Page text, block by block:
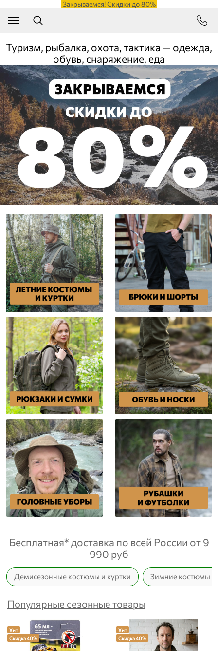
Закрываемся! Скидки до 80%
Туризм, рыбалка, охота, тактика — одежда,
обувь, снаряжение, еда
Бесплатная* доставка по всей России от 9
990 руб
Демисезонные костюмы и куртки Зимние костюмы и
Популярные сезонные товары
Хит
Скидка 40%
Хит
Скидка 40%